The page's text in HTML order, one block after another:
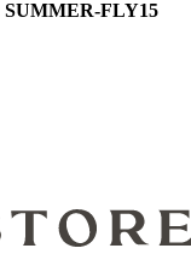
SUMMER-FLY15